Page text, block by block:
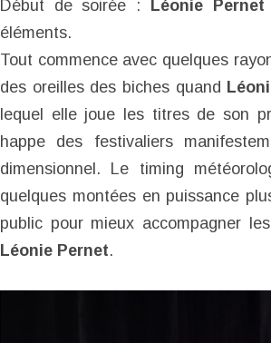
Début de soirée : Léonie Pernet
éléments.
Tout commence avec quelques
des oreilles des biches quand
lequel elle joue les titres de son
happe des festivaliers
dimensionnel. Le timing
quelques montées en puissance
public pour mieux accompagner
Léonie Pernet.